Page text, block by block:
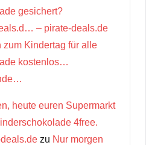
gesichert?
– pirate-deals.de
zum Kindertag für alle
kostenlos…
heute euren Supermarkt
4free.
zu Nur morgen